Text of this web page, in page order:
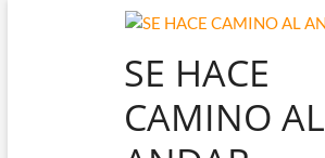
SE HACE
CAMINO AL